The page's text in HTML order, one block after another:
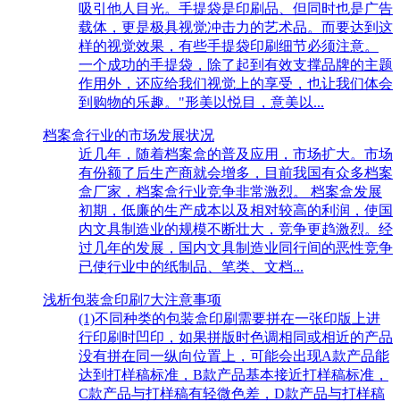
吸引他人目光。手提袋是印刷品、但同时也是广告
载体，更是极具视觉冲击力的艺术品。而要达到这
样的视觉效果，有些手提袋印刷细节必须注意。
一个成功的手提袋，除了起到有效支撑品牌的主题
作用外，还应给我们视觉上的享受，也让我们体会
到购物的乐趣。"形美以悦目，意美以...
档案盒行业的市场发展状况
近几年，随着档案盒的普及应用，市场扩大。市场
有份额了后生产商就会增多，目前我国有众多档案
盒厂家，档案盒行业竞争非常激烈。 档案盒发展
初期，低廉的生产成本以及相对较高的利润，使国
内文具制造业的规模不断壮大，竞争更趋激烈。经
过几年的发展，国内文具制造业同行间的恶性竞争
已使行业中的纸制品、笔类、文档...
浅析包装盒印刷7大注意事项
(1)不同种类的包装盒印刷需要拼在一张印版上进
行印刷时凹印，如果拼版时色调相同或相近的产品
没有拼在同一纵向位置上，可能会出现A款产品能
达到打样稿标准，B款产品基本接近打样稿标准，
C款产品与打样稿有轻微色差，D款产品与打样稿